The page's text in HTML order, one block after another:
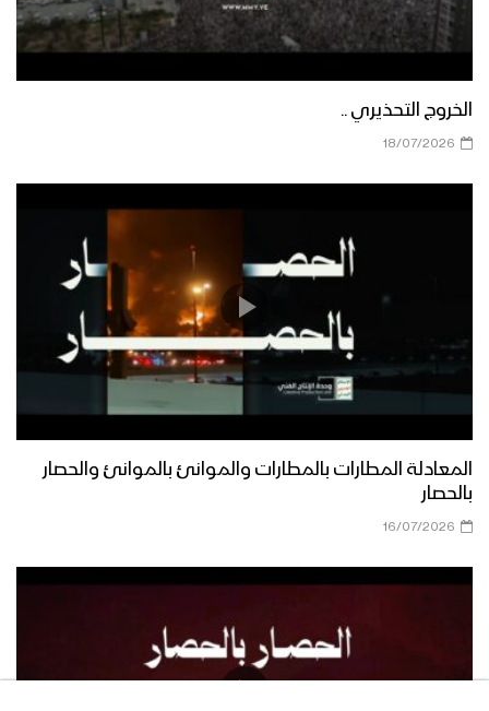
الخروج التحذيري ..
18/07/2026
المعادلة المطارات بالمطارات والموانئ بالموانئ والحصار
بالحصار
16/07/2026